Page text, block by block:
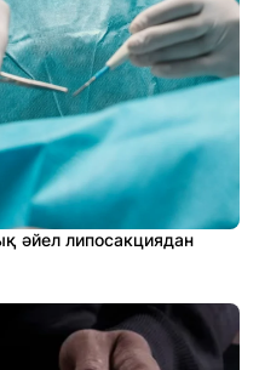
әйел липосакциядан